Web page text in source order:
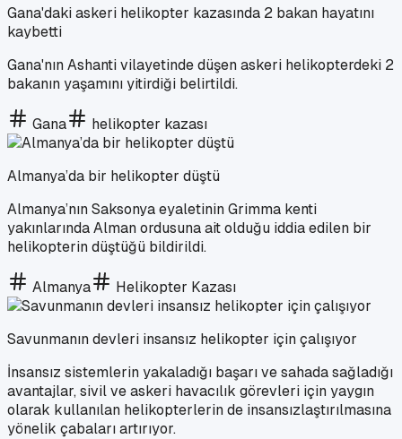
Gana'daki askeri helikopter kazasında 2 bakan hayatını
kaybetti
Gana'nın Ashanti vilayetinde düşen askeri helikopterdeki 2
bakanın yaşamını yitirdiği belirtildi.
Gana helikopter kazası
Almanya’da bir helikopter düştü
Almanya’nın Saksonya eyaletinin Grimma kenti
yakınlarında Alman ordusuna ait olduğu iddia edilen bir
helikopterin düştüğü bildirildi.
Almanya Helikopter Kazası
Savunmanın devleri insansız helikopter için çalışıyor
İnsansız sistemlerin yakaladığı başarı ve sahada sağladığı
avantajlar, sivil ve askeri havacılık görevleri için yaygın
olarak kullanılan helikopterlerin de insansızlaştırılmasına
yönelik çabaları artırıyor.